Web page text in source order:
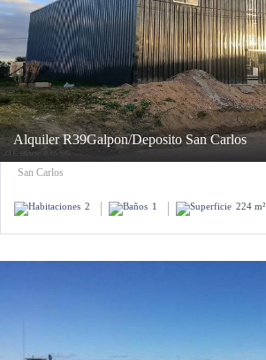
Alquiler R39Galpon/Deposito San Carlos
San Carlos
2 1 224 m²